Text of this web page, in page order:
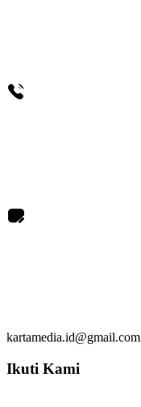
kartamedia.id@gmail.com
Ikuti Kami